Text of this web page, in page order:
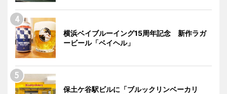
横浜ベイブルーイング15周年記念 新作ラガ
ービール「ベイヘル」
保土ケ谷駅ビルに「ブルックリンベーカリ